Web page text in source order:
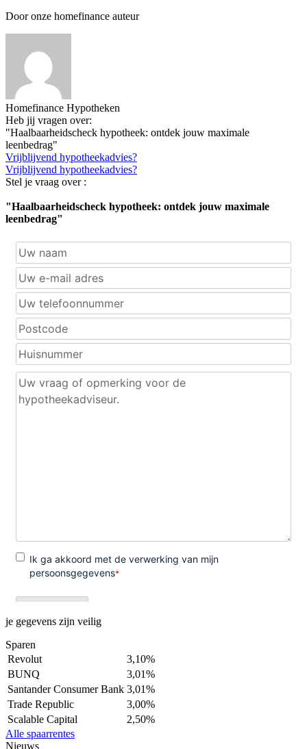
Door onze homefinance auteur
Homefinance Hypotheken
Heb jij vragen over:
"Haalbaarheidscheck hypotheek: ontdek jouw maximale
leenbedrag"
Vrijblijvend hypotheekadvies?
Vrijblijvend hypotheekadvies?
Stel je vraag over :
"Haalbaarheidscheck hypotheek: ontdek jouw maximale
leenbedrag"
je gegevens zijn veilig
Sparen
Revolut
3,10%
BUNQ
3,01%
Santander Consumer Bank 3,01%
Trade Republic
3,00%
Scalable Capital
2,50%
Alle spaarrentes
Nieuws